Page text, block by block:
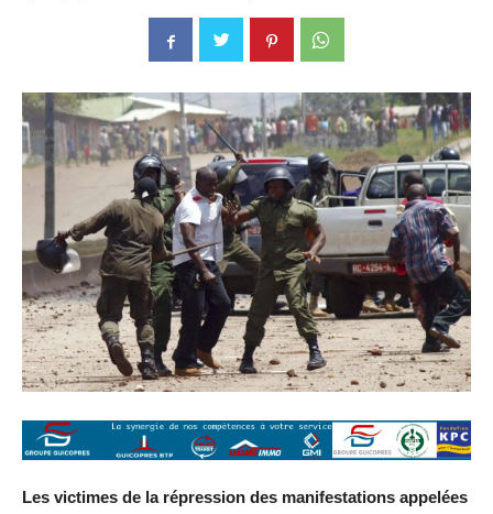
Les victimes de la répression des manifestations appelées